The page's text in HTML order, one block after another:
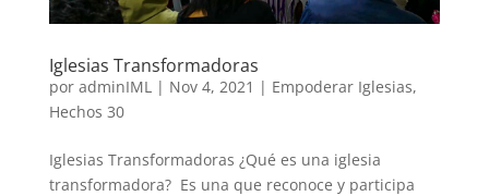
Iglesias Transformadoras
por adminIML| Nov 4, 2021 | Empoderar Iglesias,
Hechos 30
Iglesias Transformadoras ¿Qué es una iglesia
transformadora? Es una que reconoce y participa